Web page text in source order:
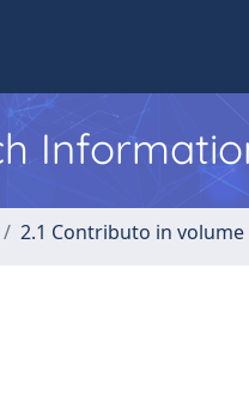
2.1 Contributo in